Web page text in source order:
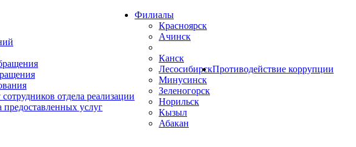
отдела реализации
предоставленных услуг
Филиалы
Красноярск
Ачинск
Канск
Лесосибирск
Минусинск
Зеленогорск
Норильск
Кызыл
Абакан
Противодействие коррупции